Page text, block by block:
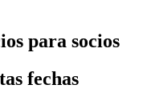
para socios
fechas